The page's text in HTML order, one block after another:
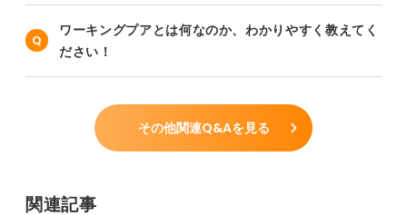
ワーキングプアとは何なのか、わかりやすく教えてく
ださい！
その他関連Q&Aを見る
関連記事